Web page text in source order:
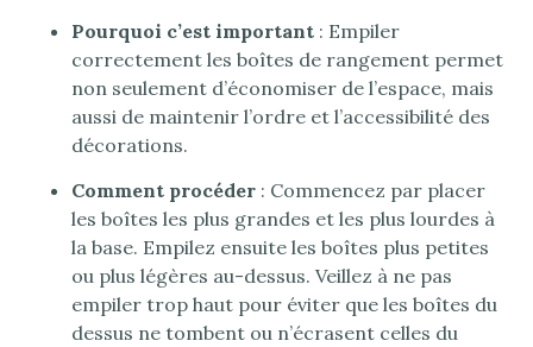
Pourquoi c’est important : Empiler
correctement les boîtes de rangement permet
non seulement d’économiser de l’espace, mais
aussi de maintenir l’ordre et l’accessibilité des
décorations.
Comment procéder : Commencez par placer
les boîtes les plus grandes et les plus lourdes à
la base. Empilez ensuite les boîtes plus petites
ou plus légères au-dessus. Veillez à ne pas
empiler trop haut pour éviter que les boîtes du
dessus ne tombent ou n’écrasent celles du